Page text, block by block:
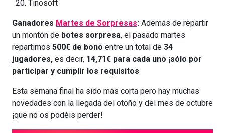
Tinosoft
Ganadores Martes de Sorpresas: Además de repartir
un montón de botes sorpresa, el pasado martes
repartimos 500€ de bono entre un total de 34
jugadores, es decir, 14,71€ para cada uno ¡sólo por
participar y cumplir los requisitos
Esta semana final ha sido más corta pero hay muchas
novedades con la llegada del otoño y del mes de octubre
¡que no os podéis perder!